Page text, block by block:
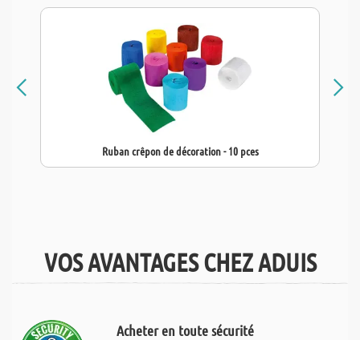
Ruban crêpon de décoration - 10 pces
VOS AVANTAGES CHEZ ADUIS
Acheter en toute sécurité